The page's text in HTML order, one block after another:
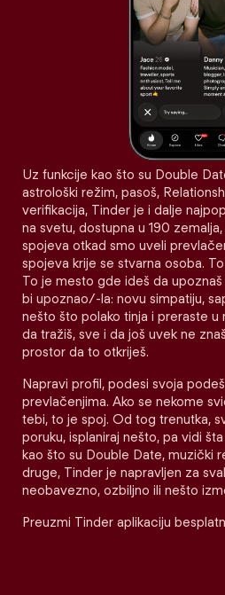
Uz funkcije kao što su Double
astrološki režim, pasoš,
verifikacija, Tinder je i dalje
na svetu, dostupna u 190
spojeva otkad smo uveli
spojeva krije se stvarna osoba.
To je mesto gde ideš da
bi upoznao/-la: novu simpatiju,
nešto što polako tinja i preraste u
da tražiš, sve i da još uvek ne
prostor da to otkriješ.
Napravi profil, podesi svoja
prevlačenjima. Ako se nekome
tebi, to je spoj. Od tog trenutka,
poruku, isplaniraj nešto, pa vidi
kao što su Double Date, muzički
druge, Tinder je napravljen za
neobavezno, ozbiljno ili nešto
Preuzmi Tinder aplikaciju